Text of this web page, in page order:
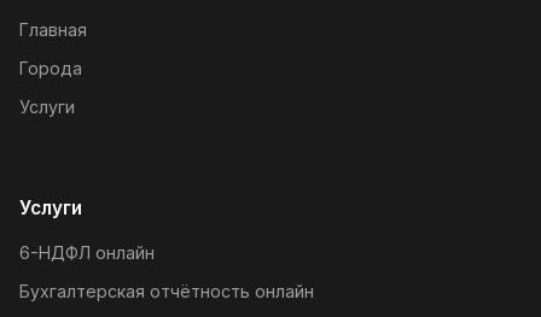
Главная
Города
Услуги
Услуги
6-НДФЛ онлайн
Бухгалтерская отчётность онлайн